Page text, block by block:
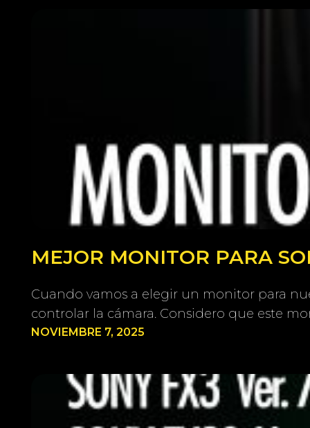
MEJOR MONITOR PARA
Cuando vamos a elegir un monitor para
controlar la cámara. Considero que este
NOVIEMBRE 7, 2025